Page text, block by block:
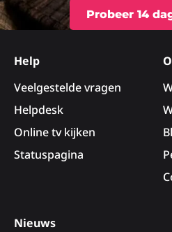
Probeer 14
footer
Help
Veelgestelde vragen
Helpdesk
Online tv kijken
Statuspagina
Nieuws